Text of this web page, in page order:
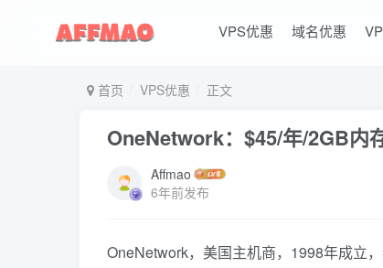
VPS优惠 域名优惠
首页 VPS优惠 正文
OneNetwork：$45/年/2GB内
Affmao
6年前发布
OneNetwork，美国主机商，1998年成立